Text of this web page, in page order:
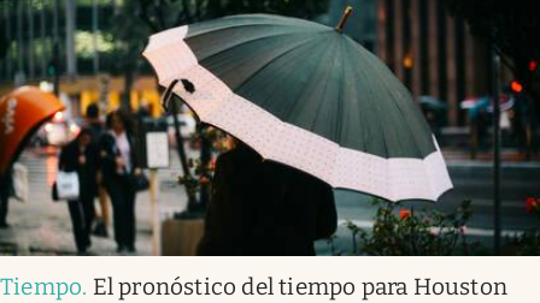
Tiempo. El pronóstico del tiempo para Houston